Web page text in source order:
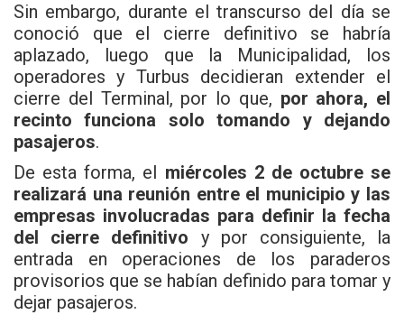
Sin embargo, durante el transcurso del día se
conoció que el cierre definitivo se habría
aplazado, luego que la Municipalidad, los
operadores y Turbus decidieran extender el
cierre del Terminal, por lo que, por ahora, el
recinto funciona solo tomando y dejando
pasajeros.
De esta forma, el miércoles 2 de octubre se
realizará una reunión entre el municipio y las
empresas involucradas para definir la fecha
del cierre definitivo y por consiguiente, la
entrada en operaciones de los paraderos
provisorios que se habían definido para tomar y
dejar pasajeros.